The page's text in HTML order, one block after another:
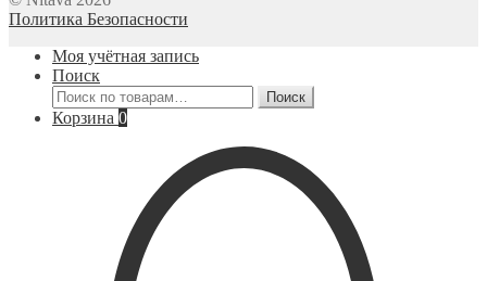
Политика Безопасности
Моя учётная запись
Поиск
Искать:
Поиск
Корзина 0